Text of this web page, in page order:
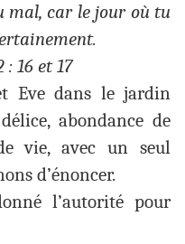
mal, car le jour où tu
17
Eve dans le jardin
abondance de
vie, avec un seul
d’énoncer.
l’autorité pour